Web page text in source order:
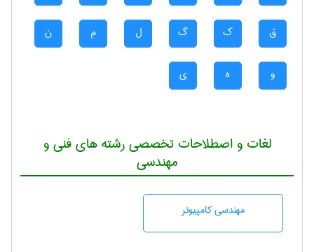
ق ک گ ل م ن
و ه ی
لغات و اصطلاحات تخصصی رشته های فنی و
مهندسی
مهندسی كامپيوتر